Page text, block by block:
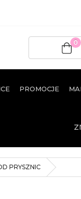
0
PROMOCJE
PRYSZNIC